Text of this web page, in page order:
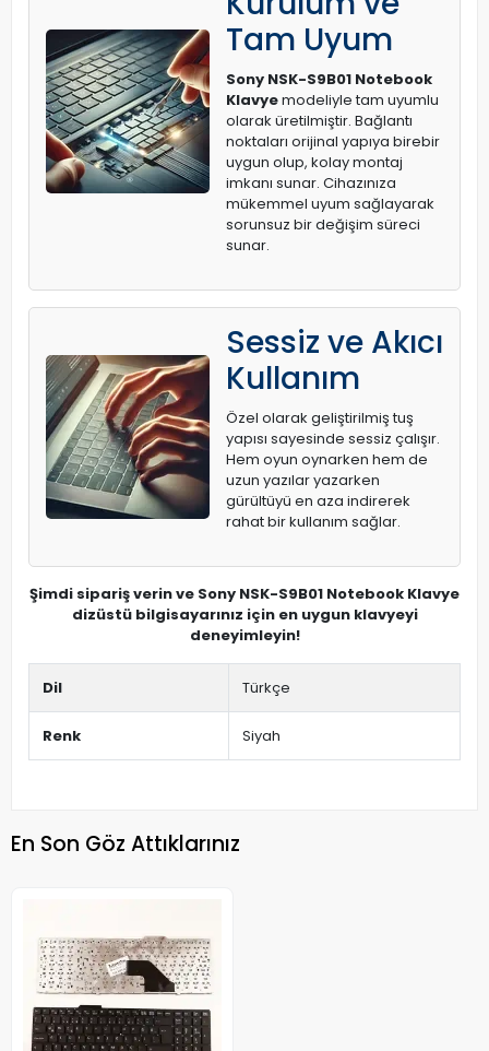
Tam Uyum
Sony NSK-S9B01 Notebook
Klavyemodeliyle tam uyumlu
olarak üretilmiştir. Bağlantı
noktaları orijinal yapıya birebir
uygun olup, kolay montaj
imkanı sunar. Cihazınıza
mükemmel uyum sağlayarak
sorunsuz bir değişim süreci
sunar.
Sessiz ve Akıcı
Kullanım
Özel olarak geliştirilmiş tuş
yapısı sayesinde sessiz çalışır.
Hem oyun oynarken hem de
uzun yazılar yazarken
gürültüyü en aza indirerek
rahat bir kullanım sağlar.
Şimdi sipariş verin ve Sony NSK-S9B01 Notebook Klavye
dizüstü bilgisayarınız için en uygun klavyeyi
deneyimleyin!
Dil Türkçe
Renk Siyah
En Son Göz Attıklarınız